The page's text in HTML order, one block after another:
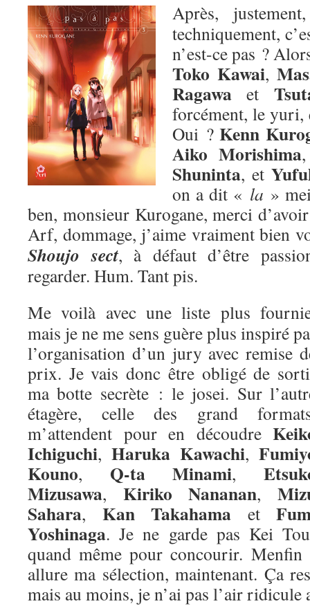
Après,
techniquement,
n’est-ce pas ?
Toko Kawai,
Ragawa et
forcément, le yuri,
Oui ?Kenn
Aiko Morishima
Shuninta, et
on a dit « la »
ben, monsieur Kurogane, merci
Arf, dommage, j’aime vraiment bien
Shoujo sect, à défaut d’être
regarder. Hum. Tant pis.
Me voilà avec une liste plus
mais je ne me sens guère plus inspiré
l’organisation d’un jury avec remise
prix. Je vais donc être obligé de
ma botte secrète : le josei. Sur
étagère, celle des grand
m’attendent pour en découdre
Ichiguchi, Haruka Kawachi,
Kouno, Q-ta Minami,
Mizusawa, Kiriko Nananan,
Sahara, Kan Takahama et
Yoshinaga. Je ne garde pas Kei
quand même pour concourir.
allure ma sélection, maintenant. Ça
mais au moins, je n’ai pas l’air ridicule